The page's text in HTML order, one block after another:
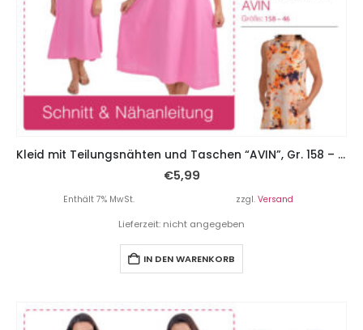
Kleid mit Teilungsnähten und Taschen “AVIN”, Gr. 158 – Damengr. 46
€5,99
Enthält 7% MwSt. zzgl. Versand
Lieferzeit: nicht angegeben
IN DEN WARENKORB